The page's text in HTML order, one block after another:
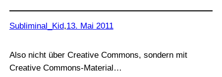
Subliminal_Kid,13. Mai 2011
Also nicht über Creative Commons, sondern mit
Creative Commons-Material…